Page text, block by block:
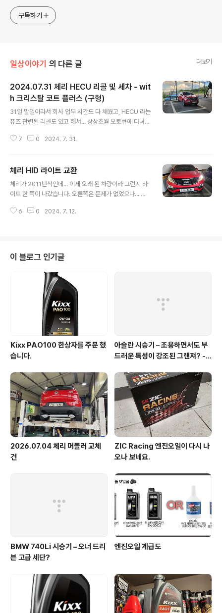
구독하기
일상이야기 의 다른 글 더보기
2024.07.31 체리 HECU 리콜 및 세차 - wit
h 크리스탈 코트 플러스 (구형)
31일 말일이라서 회사 업무 시간도 다 채웠고, HECU 라는
퓨즈 관련된 리콜도 있고 해서... 상상초월 오토큐에 다녀
남아 세차나 할까 생각했는데.... 날이 매우 매우 더워서...
먹고 세차장으로 향했습니다. 제가 주로 세차하는 세차장
은 아래 입니다. 나름 시설 괜찮고... 사람도 아주 많지 않아
눈치 안 보이고 나름 좋은 것 같습니다.https://naver.m
37 · 블로그리뷰 50m.place.naver.com 물 뿌리고, 폼
7 0 2024. 7. 31.
체리 HID 라이트 교환
체리가 2011년식인데... 이제 오래 된 차량이라 그런지 라
이트 한 쪽이 나갔습니다. 오른쪽은 문제가 없었으나... 그
높으니 가는 김에 같이 갈아 줍니다.부품 번호를 WPC에서
하니 1864735006 로 검색을 해 봅니다.https://searc
h.shopping.naver.com/search/all?query=18647
35006 1864735006 : 네이버 쇼핑'1864735006'의
네이버쇼핑 검색 결과입니다search.shopping.naver.c
6 0 2024. 7. 12.
이 블로그 인기글
Kixx PAO100 한상자를 주문 했
습니다.
아슬란 시승기 – 조용하면서도 부
드러운 특성이 강조된 그랜져? - 1
2026.07.04 체리 머플러 교체
건
ZIC Racing 엔진오일이 다시 나
오나 보네요.
BMW 740Li 시승기 – 오너 드리
븐 고급 세단?
엔진오일 계급도